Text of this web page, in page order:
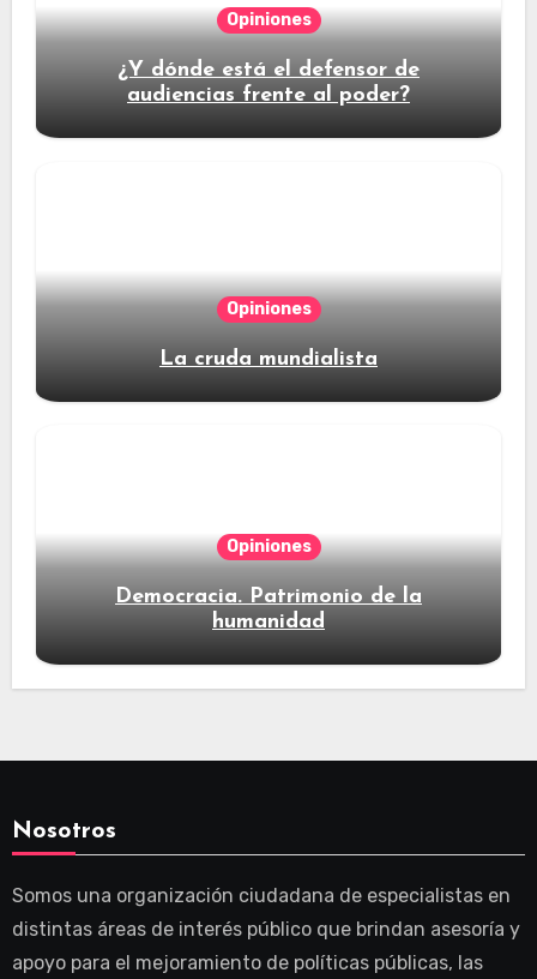
Opiniones
¿Y dónde está el defensor de
audiencias frente al poder?
Opiniones
La cruda mundialista
Opiniones
Democracia. Patrimonio de la
humanidad
Nosotros
Somos una organización ciudadana de especialistas en
distintas áreas de interés público que brindan asesoría y
apoyo para el mejoramiento de políticas públicas, las